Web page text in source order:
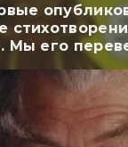
Мы его